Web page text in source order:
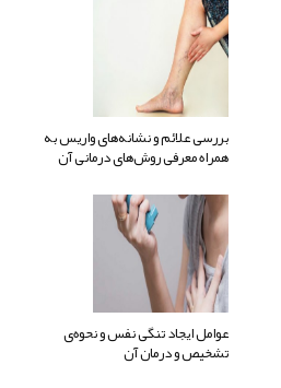
بررسی علائم و نشانه‌های واریس به
همراه معرفی روش‌های درمانی آن
عوامل ایجاد تنگی نفس و نحوه‌ی
تشخیص و درمان آن